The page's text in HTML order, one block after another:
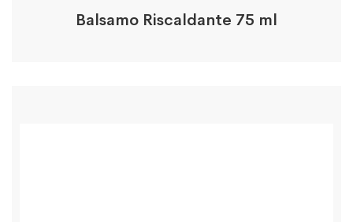
Balsamo Riscaldante 75 ml